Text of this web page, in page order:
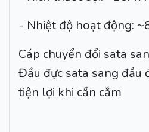
- Nhiệt độ hoạt động:
Cáp chuyển đổi sata
Đầu đực sata sang đầu
tiện lợi khi cần cắm